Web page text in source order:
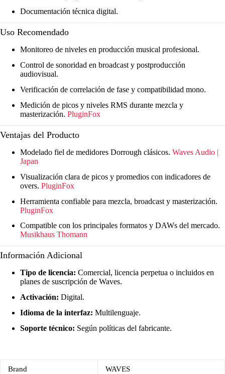
Documentación técnica digital.
Uso Recomendado
Monitoreo de niveles en producción musical profesional.
Control de sonoridad en broadcast y postproducción
audiovisual.
Verificación de correlación de fase y compatibilidad mono.
Medición de picos y niveles RMS durante mezcla y
masterización. PluginFox
Ventajas del Producto
Modelado fiel de medidores Dorrough clásicos. Waves Audio |
Japan
Visualización clara de picos y promedios con indicadores de
overs. PluginFox
Herramienta confiable para mezcla, broadcast y masterización.
PluginFox
Compatible con los principales formatos y DAWs del mercado.
Musikhaus Thomann
Información Adicional
Tipo de licencia: Comercial, licencia perpetua o incluidos en
planes de suscripción de Waves.
Activación: Digital.
Idioma de la interfaz: Multilenguaje.
Soporte técnico: Según políticas del fabricante.
Brand WAVES